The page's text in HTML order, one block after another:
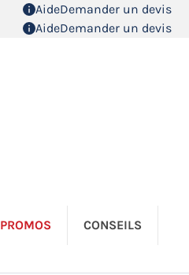
AideDemander un devis
AideDemander un devis
PROMOS CONSEILS